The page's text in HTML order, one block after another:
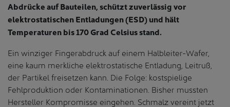
Abdrücke auf Bauteilen, schützt zuverlässig vor
elektrostatischen Entladungen (ESD) und hält
Temperaturen bis 170 Grad Celsius stand.
Ein winziger Fingerabdruck auf einem Halbleiter-Wafer,
eine kaum merkliche elektrostatische Entladung, Leitruß,
der Partikel freisetzen kann. Die Folge: kostspielige
Fehlproduktion oder Kontaminationen. Bisher mussten
Hersteller Kompromisse eingehen. Schmalz vereint jetzt